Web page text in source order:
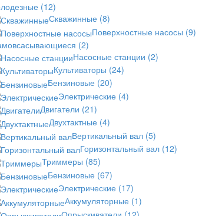
(12)
Скважинные (8)
Поверхностные насосы (9)
(2)
Насосные станции (2)
Культиваторы (24)
Бензиновые (20)
Электрические (4)
Двигатели (21)
Двухтактные (4)
Вертикальный вал (5)
Горизонтальный вал (12)
Триммеры (85)
Бензиновые (67)
Электрические (17)
Аккумуляторные (1)